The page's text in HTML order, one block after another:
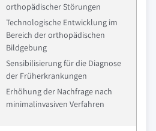
orthopädischer Störungen
Technologische Entwicklung im
Bereich der orthopädischen
Bildgebung
Sensibilisierung für die Diagnose
der Früherkrankungen
Erhöhung der Nachfrage nach
minimalinvasiven Verfahren